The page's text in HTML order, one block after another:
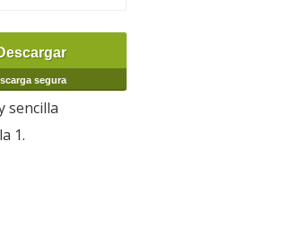
segura
sencilla
1.